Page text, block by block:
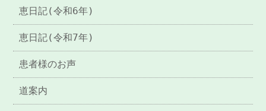
恵日記(令和6年)
恵日記(令和7年)
患者様のお声
道案内